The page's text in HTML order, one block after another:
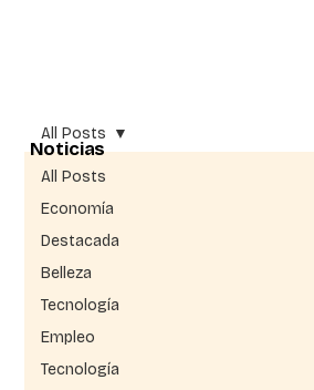
All Posts
Economía
Destacada
Belleza
Tecnología
Empleo
Tecnología
All Posts
Noticias